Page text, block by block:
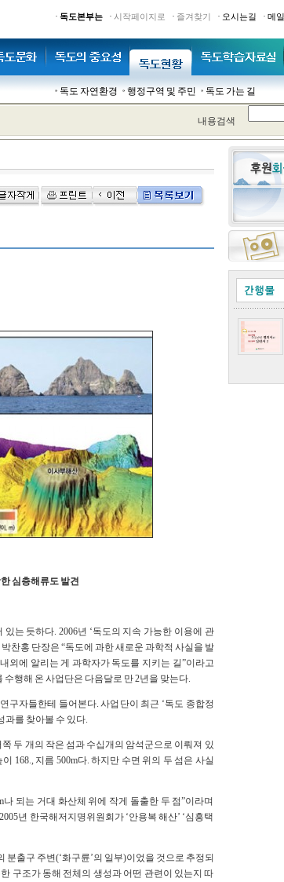
· 독도본부는 · 시작페이지로 · 즐겨찾기 · 오시는길 · 메
독도 자연환경 행정구역 및 주민 독도 가는 길
내용검색
심층해류도 발견
는 듯하다. 2006년 ‘독도의 지속 가능한 이용에 관
찬홍 단장은 “독도에 과한 새로운 과학적 사실을 발
외에 알리는 게 과학자가 독도를 지키는 길”이라고
행해 온 사업단은 다음달로 만 2년을 맞는다.
구자들한테 들어본다. 사업단이 최근 ‘독도 종합정
과를 찾아볼 수 있다.
두 개의 작은 섬과 수십개의 암석군으로 이뤄져 있
168., 지름 500m다. 하지만 수면 위의 두 섬은 사실
되는 거대 화산체 위에 작게 돌출한 두 점”이라며
년 한국해저지명위원회가 ‘안용복 해산’ ‘심흥택
출구 주변(‘화구륜’의 일부)이었을 것으로 추정되
구조가 동해 전체의 생성과 어떤 관련이 있는지 따